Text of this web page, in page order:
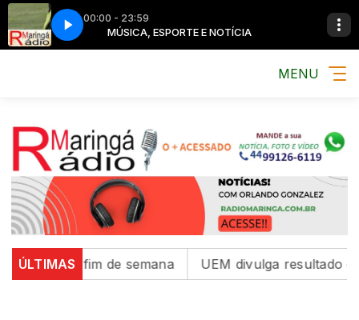
00:00 - 23:59
MÚSICA, ESPORTE E NOTÍCIA
MENU
ÚLTIMAS
neste fim de semana UEM divulga resultado do